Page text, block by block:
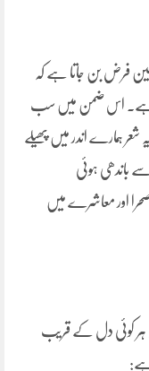
فرض بن جاتا ہے کہ
ہے۔ اس ضمن میں سب
ہمارے اندر میں پھیلے
باندھی ہوئی
اور معاشرے میں
ہر کوئی دل کے قریب
ہے: